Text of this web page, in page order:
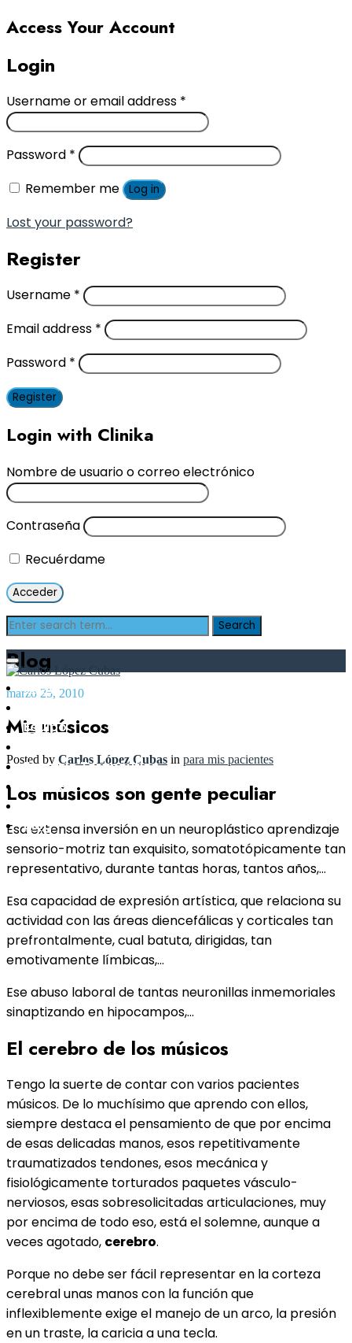
Access Your Account
Login
Username or email address *
Password *
Remember me
Log in
Lost your password?
Register
Username *
Email address *
Password *
Register
Login with Clinika
Nombre de usuario o correo electrónico
Contraseña
Recuérdame
Inicio
Equipo
Ejercicio Terapéutico
Pilates
Contacto
Blog
Blog
marzo 25, 2010
Mis músicos
Posted by Carlos López Cubas in para mis pacientes
Los músicos son gente peculiar
Esa extensa inversión en un neuroplástico aprendizaje
sensorio-motriz tan exquisito, somatotópicamente tan
representativo, durante tantas horas, tantos años,…
Esa capacidad de expresión artística, que relaciona su
actividad con las áreas diencefálicas y corticales tan
prefrontalmente, cual batuta, dirigidas, tan
emotivamente límbicas,…
Ese abuso laboral de tantas neuronillas inmemoriales
sinaptizando en hipocampos,…
El cerebro de los músicos
Tengo la suerte de contar con varios pacientes
músicos. De lo muchísimo que aprendo con ellos,
siempre destaca el pensamiento de que por encima
de esas delicadas manos, esos repetitivamente
traumatizados tendones, esos mecánica y
fisiológicamente torturados paquetes vásculo-
nerviosos, esas sobresolicitadas articulaciones, muy
por encima de todo eso, está el solemne, aunque a
veces agotado, cerebro.
Porque no debe ser fácil representar en la corteza
cerebral unas manos con la función que
inflexiblemente exige el manejo de un arco, la presión
en un traste, la caricia a una tecla.